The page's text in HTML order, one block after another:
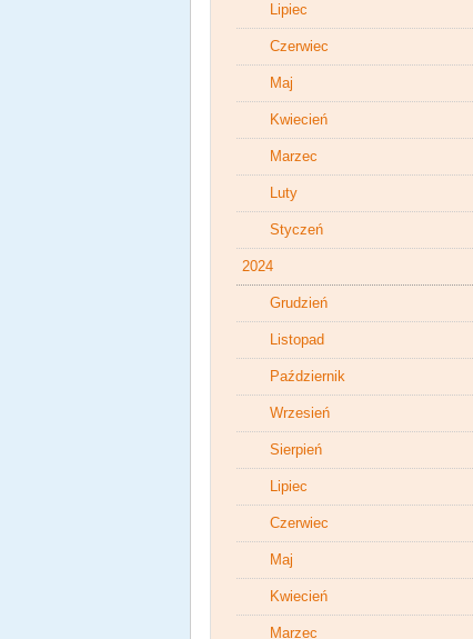
Lipiec
Czerwiec
Maj
Kwiecień
Marzec
Luty
Styczeń
2024
Grudzień
Listopad
Październik
Wrzesień
Sierpień
Lipiec
Czerwiec
Maj
Kwiecień
Marzec